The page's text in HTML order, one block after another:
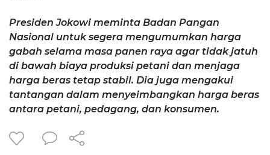
Presiden Jokowi meminta Badan Pangan
Nasional untuk segera mengumumkan harga
gabah selama masa panen raya agar tidak jatuh
di bawah biaya produksi petani dan menjaga
harga beras tetap stabil. Dia juga mengakui
tantangan dalam menyeimbangkan harga beras
antara petani, pedagang, dan konsumen.